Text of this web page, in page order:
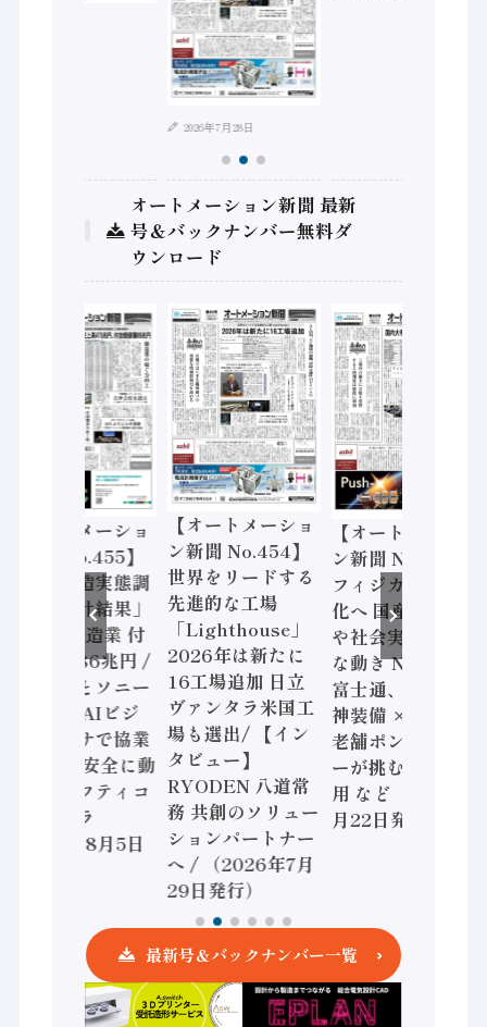
2026年7月28日
オートメーション新聞 最新
号＆バックナンバー無料ダ
ウンロード
【オートメーショ
ン新聞 No.455】
「経済構造実態調
査二次集計結果」
2024年製造業 付
加価値額86兆円 /
三菱電機とソニー
セミコン AIビジ
ョンセンサで協業
/ IDEC、安全に動
かすセーフティコ
ントローラ
（2026年8月5日
【オートメーショ
ン新聞 No.454】
世界をリードする
先進的な工場
「Lighthouse」
2026年は新たに
16工場追加 日立
ヴァンタラ米国工
場も選出/ 【イン
タビュー】
RYODEN 八道常
務 共創のソリュー
ションパートナー
へ / （2026年7月
29日発行）
【オートメーショ
ン新聞 No.453】
フィジカルAI本格
化へ 国産AI開発
や社会実装に活発
な動き Noetra、
富士通、日立 / 兵
神装備 × HMS、
老舗ポンプメーカ
ーが挑むデータ活
用 など（2026年7
月22日発行）
最新号＆バックナンバー一覧